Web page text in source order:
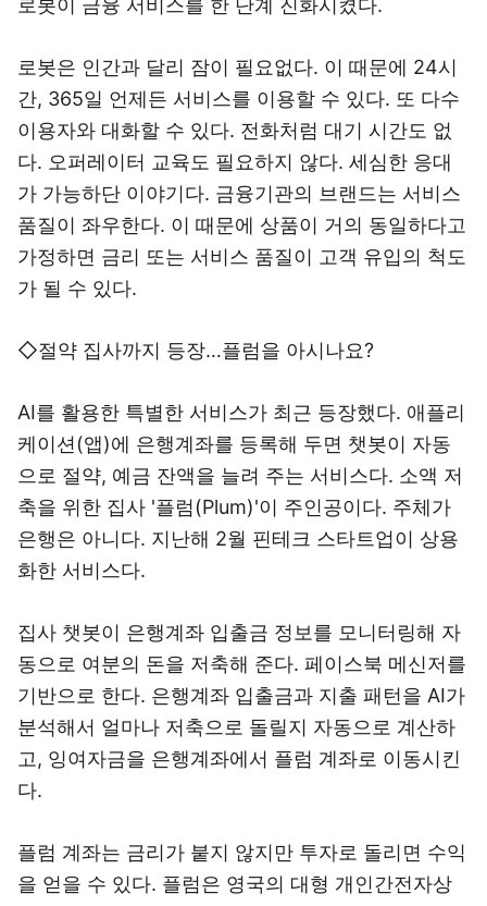
로봇이 금융 서비스를 한 단계 진화시켰다.
로봇은 인간과 달리 잠이 필요없다. 이 때문에 24시
간, 365일 언제든 서비스를 이용할 수 있다. 또 다수
이용자와 대화할 수 있다. 전화처럼 대기 시간도 없
다. 오퍼레이터 교육도 필요하지 않다. 세심한 응대
가 가능하단 이야기다. 금융기관의 브랜드는 서비스
품질이 좌우한다. 이 때문에 상품이 거의 동일하다고
가정하면 금리 또는 서비스 품질이 고객 유입의 척도
가 될 수 있다.
◇절약 집사까지 등장…플럼을 아시나요?
AI를 활용한 특별한 서비스가 최근 등장했다. 애플리
케이션(앱)에 은행계좌를 등록해 두면 챗봇이 자동
으로 절약, 예금 잔액을 늘려 주는 서비스다. 소액 저
축을 위한 집사 '플럼(Plum)'이 주인공이다. 주체가
은행은 아니다. 지난해 2월 핀테크 스타트업이 상용
화한 서비스다.
집사 챗봇이 은행계좌 입출금 정보를 모니터링해 자
동으로 여분의 돈을 저축해 준다. 페이스북 메신저를
기반으로 한다. 은행계좌 입출금과 지출 패턴을 AI가
분석해서 얼마나 저축으로 돌릴지 자동으로 계산하
고, 잉여자금을 은행계좌에서 플럼 계좌로 이동시킨
다.
플럼 계좌는 금리가 붙지 않지만 투자로 돌리면 수익
을 얻을 수 있다. 플럼은 영국의 대형 개인간전자상